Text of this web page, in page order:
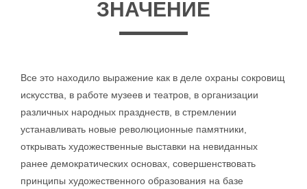
ЗНАЧЕНИЕ
Все это находило выражение как в деле охраны сокровищ
искусства, в работе музеев и театров, в организации
различных народных празднеств, в стремлении
устанавливать новые революционные памятники,
открывать художественные выставки на невиданных
ранее демократических основах, совершенствовать
принципы художественного образования на базе